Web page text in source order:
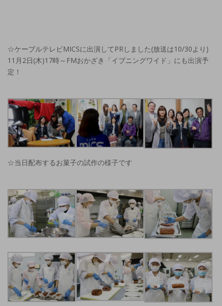
☆ケーブルテレビMICSに出演してPRしました(放送は10/30より)
11月2日(木)17時～FMおかざき「イブニングワイド」にも出演予
定！
☆当日配布するお菓子の試作の様子です